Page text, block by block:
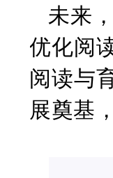
未来
优化阅
阅读与
展奠基